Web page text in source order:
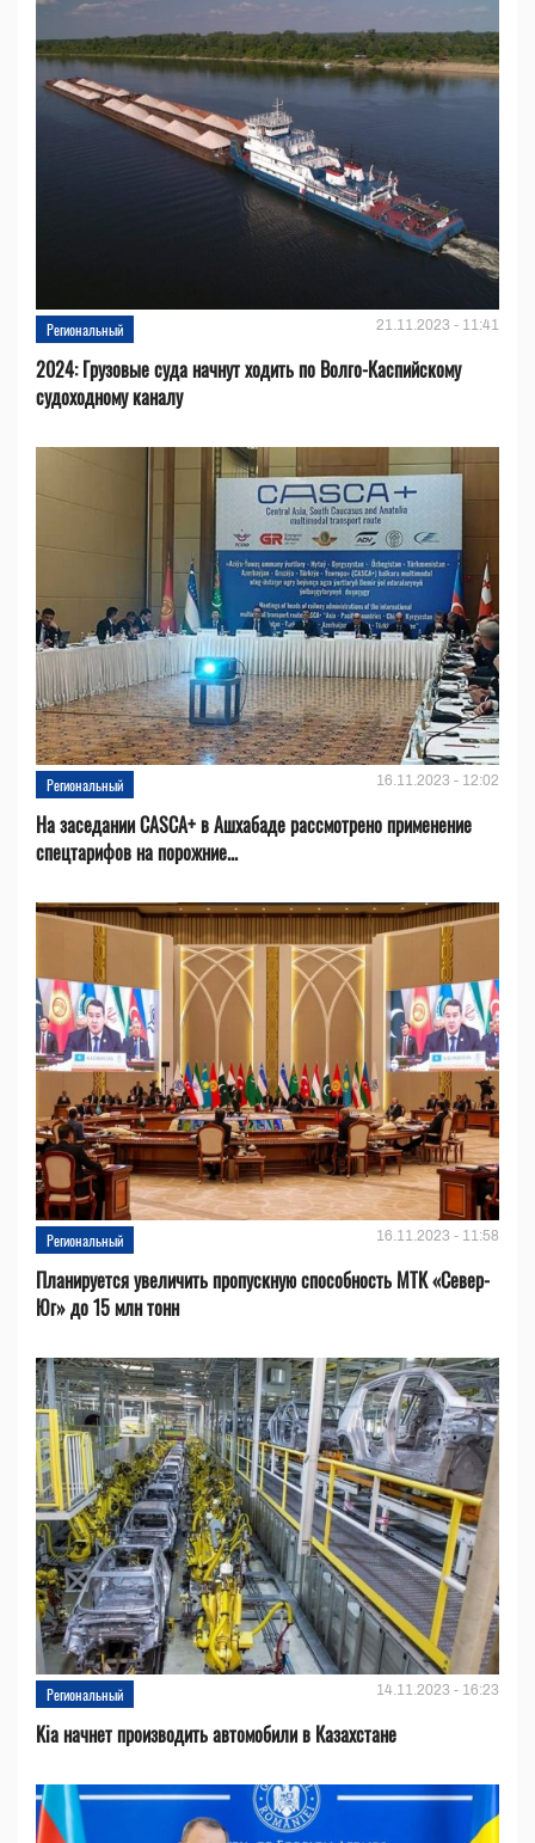
Региональный 21.11.2023 - 11:41
2024: Грузовые суда начнут ходить по Волго-Каспийскому
судоходному каналу
Региональный 16.11.2023 - 12:02
На заседании CASCA+ в Ашхабаде рассмотрено применение
спецтарифов на порожние...
Региональный 16.11.2023 - 11:58
Планируется увеличить пропускную способность МТК «Север-
Юг» до 15 млн тонн
Региональный 14.11.2023 - 16:23
Kia начнет производить автомобили в Казахстане